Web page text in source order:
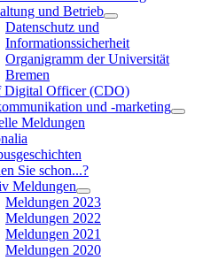
und Betrieb
Datenschutz und
Informationssicherheit
Organigramm der Universität
Bremen
Digital Officer (CDO)
und -marketing
Meldungen
Sie schon...?
Meldungen
Meldungen 2023
Meldungen 2022
Meldungen 2021
Meldungen 2020